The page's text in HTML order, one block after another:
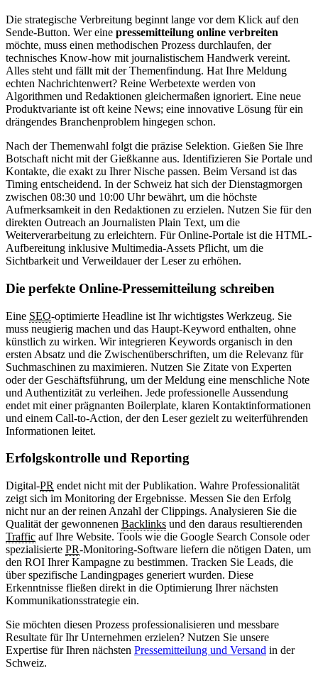
Die strategische Verbreitung beginnt lange vor dem Klick auf den
Sende-Button. Wer eine pressemitteilung online verbreiten
möchte, muss einen methodischen Prozess durchlaufen, der
technisches Know-how mit journalistischem Handwerk vereint.
Alles steht und fällt mit der Themenfindung. Hat Ihre Meldung
echten Nachrichtenwert? Reine Werbetexte werden von
Algorithmen und Redaktionen gleichermaßen ignoriert. Eine neue
Produktvariante ist oft keine News; eine innovative Lösung für ein
drängendes Branchenproblem hingegen schon.
Nach der Themenwahl folgt die präzise Selektion. Gießen Sie Ihre
Botschaft nicht mit der Gießkanne aus. Identifizieren Sie Portale und
Kontakte, die exakt zu Ihrer Nische passen. Beim Versand ist das
Timing entscheidend. In der Schweiz hat sich der Dienstagmorgen
zwischen 08:30 und 10:00 Uhr bewährt, um die höchste
Aufmerksamkeit in den Redaktionen zu erzielen. Nutzen Sie für den
direkten Outreach an Journalisten Plain Text, um die
Weiterverarbeitung zu erleichtern. Für Online-Portale ist die HTML-
Aufbereitung inklusive Multimedia-Assets Pflicht, um die
Sichtbarkeit und Verweildauer der Leser zu erhöhen.
Die perfekte Online-Pressemitteilung schreiben
Eine SEO-optimierte Headline ist Ihr wichtigstes Werkzeug. Sie
muss neugierig machen und das Haupt-Keyword enthalten, ohne
künstlich zu wirken. Wir integrieren Keywords organisch in den
ersten Absatz und die Zwischenüberschriften, um die Relevanz für
Suchmaschinen zu maximieren. Nutzen Sie Zitate von Experten
oder der Geschäftsführung, um der Meldung eine menschliche Note
und Authentizität zu verleihen. Jede professionelle Aussendung
endet mit einer prägnanten Boilerplate, klaren Kontaktinformationen
und einem Call-to-Action, der den Leser gezielt zu weiterführenden
Informationen leitet.
Erfolgskontrolle und Reporting
Digital-PR endet nicht mit der Publikation. Wahre Professionalität
zeigt sich im Monitoring der Ergebnisse. Messen Sie den Erfolg
nicht nur an der reinen Anzahl der Clippings. Analysieren Sie die
Qualität der gewonnenen Backlinks und den daraus resultierenden
Traffic auf Ihre Website. Tools wie die Google Search Console oder
spezialisierte PR-Monitoring-Software liefern die nötigen Daten, um
den ROI Ihrer Kampagne zu bestimmen. Tracken Sie Leads, die
über spezifische Landingpages generiert wurden. Diese
Erkenntnisse fließen direkt in die Optimierung Ihrer nächsten
Kommunikationsstrategie ein.
Sie möchten diesen Prozess professionalisieren und messbare
Resultate für Ihr Unternehmen erzielen? Nutzen Sie unsere
Expertise für Ihren nächsten Pressemitteilung und Versand in der
Schweiz.